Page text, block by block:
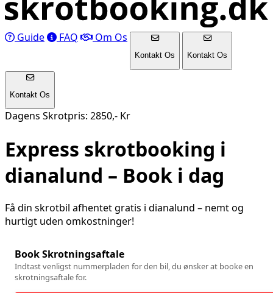
Guide FAQ Om Os
Kontakt Os Kontakt Os
Kontakt Os
Dagens Skrotpris: 2850,- Kr
Express skrotbooking i
dianalund – Book i dag
Få din skrotbil afhentet gratis i dianalund – nemt og
hurtigt uden omkostninger!
Book Skrotningsaftale
Indtast venligst nummerpladen for den bil, du ønsker at booke en
skrotningsaftale for.